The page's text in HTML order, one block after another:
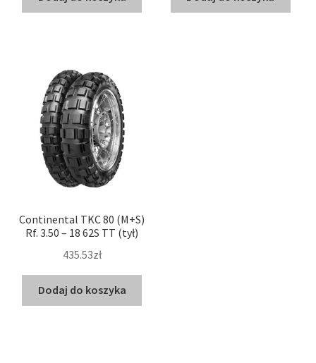
Continental TKC 80 (M+S)
Rf. 3.50 – 18 62S TT (tył)
435.53zł
Dodaj do koszyka